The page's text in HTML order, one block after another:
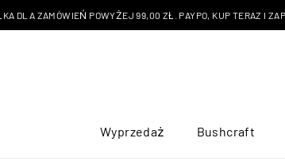
DLA ZAMÓWIEŃ POWYŻEJ 99,00 ZŁ. PAYPO, KUP TERAZ I
Wyprzedaż Bushcraft